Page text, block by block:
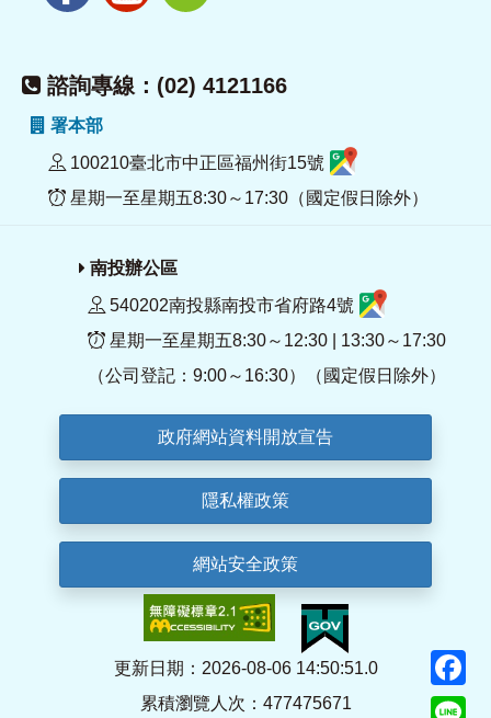
諮詢專線：(02) 4121166
署本部
100210臺北市中正區福州街15號
星期一至星期五8:30～17:30（國定假日除外）
南投辦公區
540202南投縣南投市省府路4號
星期一至星期五8:30～12:30 | 13:30～17:30
（公司登記：9:00～16:30）（國定假日除外）
政府網站資料開放宣告
隱私權政策
網站安全政策
更新日期：2026-08-06 14:50:51.0
累積瀏覽人次：477475671